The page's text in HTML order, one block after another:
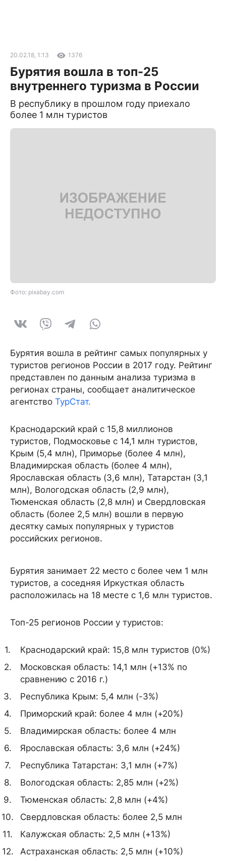
20.02.18, 1:13 1376
Бурятия вошла в топ-25
внутреннего туризма в России
В республику в прошлом году приехало
более 1 млн туристов
Фото: pixabay.com
Бурятия вошла в рейтинг самых популярных у
туристов регионов России в 2017 году. Рейтинг
представлен по данным анализа туризма в
регионах страны, сообщает аналитическое
агентство ТурСтат.
Краснодарский край с 15,8 миллионов
туристов, Подмосковье с 14,1 млн туристов,
Крым (5,4 млн), Приморье (более 4 млн),
Владимирская область (более 4 млн),
Ярославская область (3,6 млн), Татарстан (3,1
млн), Вологодская область (2,9 млн),
Тюменская область (2,8 млн) и Свердловская
область (более 2,5 млн) вошли в первую
десятку самых популярных у туристов
российских регионов.
Бурятия занимает 22 место с более чем 1 млн
туристов, а соседняя Иркусткая область
расположилась на 18 месте с 1,6 млн туристов.
Топ-25 регионов России у туристов:
Краснодарский край: 15,8 млн туристов (0%)
Московская область: 14,1 млн (+13% по
сравнению с 2016 г.)
Республика Крым: 5,4 млн (-3%)
Приморский край: более 4 млн (+20%)
Владимирская область: более 4 млн
Ярославская область: 3,6 млн (+24%)
Республика Татарстан: 3,1 млн (+7%)
Вологодская область: 2,85 млн (+2%)
Тюменская область: 2,8 млн (+4%)
Свердловская область: более 2,5 млн
Калужская область: 2,5 млн (+13%)
Астраханская область: 2,5 млн (+10%)